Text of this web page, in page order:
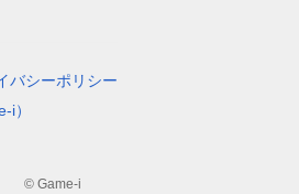
バシーポリシー
i）
© Game-i